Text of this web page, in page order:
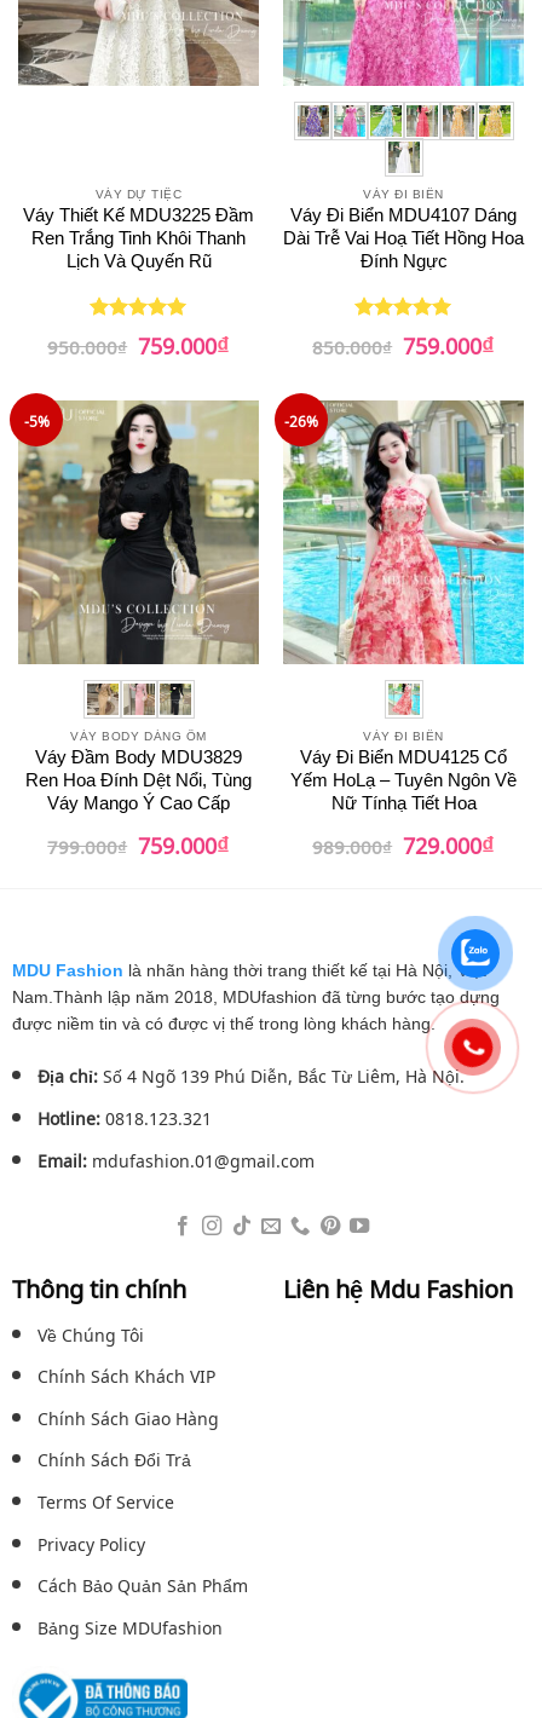
VÁY DỰ TIỆC
Váy Thiết Kế MDU3225 Đầm
Ren Trắng Tinh Khôi Thanh
Lịch Và Quyến Rũ
Được xếp
hạng
55
950.000₫ Giá
gốc
759.000₫Giá
hiện
759.000₫.
VÁY ĐI BIỂN
Váy Đi Biển MDU4107 Dáng
Dài Trễ Vai Hoạ Tiết Hồng Hoa
Đính Ngực
Được xếp
hạng
55
850.000₫ Giá
gốc
759.000₫Giá
hiện
-5%
VÁY BODY DÁNG ÔM
Váy Đầm Body MDU3829
Ren Hoa Đính Dệt Nổi, Tùng
Váy Mango Ý Cao Cấp
799.000₫ Giá
gốc
759.000₫Giá
hiện
-26%
VÁY ĐI BIỂN
Váy Đi Biển MDU4125 Cổ
Yếm HoLạ – Tuyên Ngôn Về
Nữ Tínhạ Tiết Hoa
989.000₫ Giá
gốc
729.000₫Giá
hiện
MDU Fashion là nhãn hàng thời trang thiết kế tại Hà Nội, Việt
Nam.Thành lập năm 2018, MDUfashion đã từng bước tạo dựng
được niềm tin và có được vị thế trong lòng khách hàng.
Địa chỉ:Số 4 Ngõ 139 Phú Diễn, Bắc Từ Liêm, Hà Nội.
Hotline:0818.123.321
Email:mdufashion.01@gmail.com
Thông tin chính
Về Chúng Tôi
Chính Sách Khách VIP
Chính Sách Giao Hàng
Chính Sách Đổi Trả
Terms Of Service
Privacy Policy
Cách Bảo Quản Sản Phẩm
Bảng Size MDUfashion
Liên hệ Mdu Fashion